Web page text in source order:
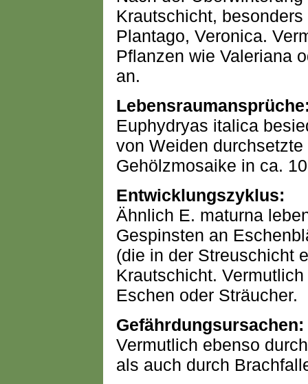
Krautschicht,
Plantago, Veronica.
Pflanzen wie Valeriana
an.
Euphydryas italica
von Weiden
Gehölzmosaike in ca.
Entwicklungszyklus:
Ähnlich E. maturna
Gespinsten an
(die in der Streuschicht
Krautschicht.
Eschen oder Sträucher.
Gefährdungsursachen:
Vermutlich ebenso
als auch durch